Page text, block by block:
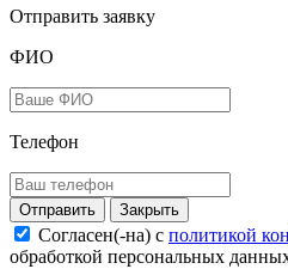
Отправить заявку
ФИО
Телефон
Закрыть
Согласен(-на) c политикой
обработкой персональных